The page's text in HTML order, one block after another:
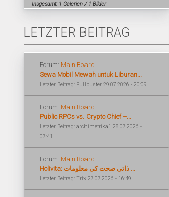
Insgesamt: 1 Galerien / 1 Bilder
LETZTER BEITRAG
Forum: Main Board
Sewa Mobil Mewah untuk Liburan...
Letzter Beitrag: Fullbuster 29.07.2026 - 20:09
Forum: Main Board
Public RPCs vs. Crypto Chief –...
Letzter Beitrag: archimetrika1 28.07.2026 -
07:41
Forum: Main Board
Holivita: ذاتی صحت کی معلومات ...
Letzter Beitrag: Trix 27.07.2026 - 16:49